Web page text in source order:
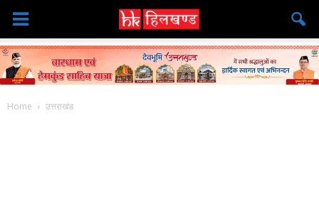
Home उत्तराखंड